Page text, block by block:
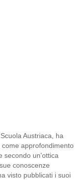
Austriaca, ha
approfondimento
secondo un'ottica
conoscenze
visto pubblicati i suoi